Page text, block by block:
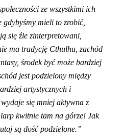
ze wszystkimi ich
mieli to zrobić,
się źle zinterpretowani,
ma tradycję Cthulhu, zachód
środek być może bardziej
jest podzielony między
artystycznych i
się mniej aktywna z
kwitnie tam na górze! Jak
są dość podzielone.”